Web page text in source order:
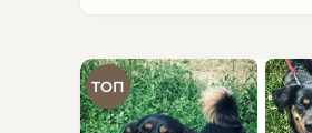
ТОП